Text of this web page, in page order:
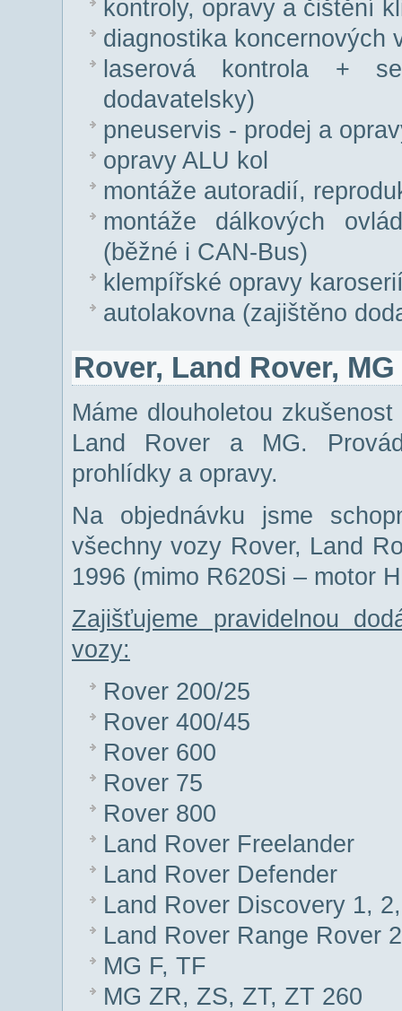
kontroly, opravy a čištění
diagnostika koncernových
laserová kontrola +
dodavatelsky)
pneuservis - prodej a
opravy ALU kol
montáže autoradií,
montáže dálkových
(běžné i CAN-Bus)
klempířské opravy
autolakovna (zajištěno
Rover, Land Rover, MG
Máme dlouholetou
Land Rover a MG.
prohlídky a opravy.
Na objednávku jsme
všechny vozy Rover, Land
1996 (mimo R620Si – motor
Zajišťujeme pravidelnou
vozy:
Rover 200/25
Rover 400/45
Rover 600
Rover 75
Rover 800
Land Rover Freelander
Land Rover Defender
Land Rover Discovery 1,
Land Rover Range Rover
MG F, TF
MG ZR, ZS, ZT, ZT 260